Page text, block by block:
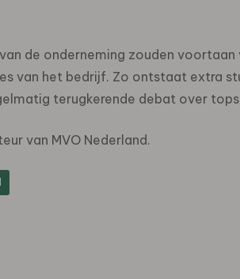
de onderneming zouden
van het bedrijf. Zo ontstaat extra
terugkerende debat over
van MVO Nederland.